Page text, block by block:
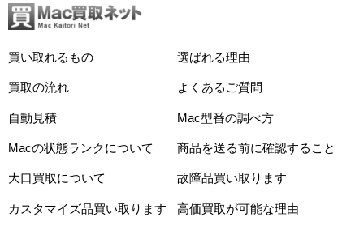
買い取れるもの 選ばれる理由
買取の流れ よくあるご質問
自動見積 Mac型番の調べ方
Macの状態ランクについて 商品を送る前に確認すること
大口買取について 故障品買い取ります
カスタマイズ品買い取ります 高価買取が可能な理由